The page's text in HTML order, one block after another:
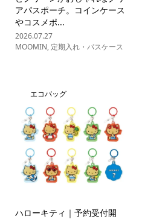
アパスポーチ。コインケース
やコスメポ...
2026.07.27
MOOMIN, 定期入れ・パスケース
エコバッグ
ハローキティ｜予約受付開